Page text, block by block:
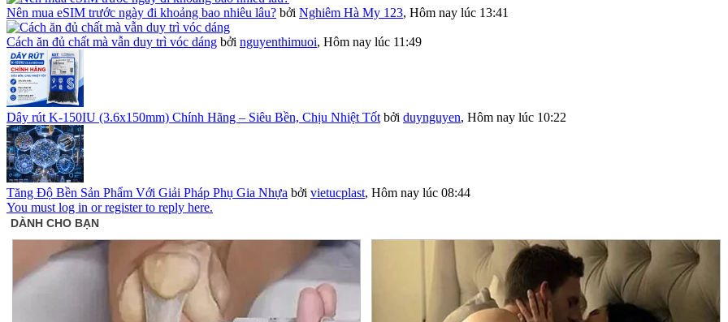
Nên mua eSIM trước ngày đi khoảng bao nhiêu lâu? bởi Nghiêm Hà My 123, Hôm nay lúc 13:41
Cách ăn đủ chất mà vẫn duy trì vóc dáng bởi nguyenthimuoi, Hôm nay lúc 11:49
Dây rút K-150IU (3.6x150mm) Chính Hãng – Siêu Bền, Chịu Nhiệt Tốt bởi duynguyen, Hôm nay lúc 10:22
Tăng Độ Bền Sản Phẩm Với Giải Pháp Phụ Gia Nhựa bởi vietucplast, Hôm nay lúc 08:44
You must log in or register to reply here.